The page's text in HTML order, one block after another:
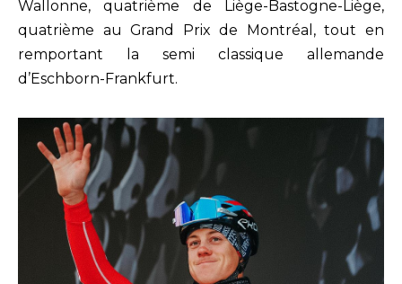
Wallonne, quatrième de Liège-Bastogne-Liège,
quatrième au Grand Prix de Montréal, tout en
remportant la semi classique allemande
d’Eschborn-Frankfurt.